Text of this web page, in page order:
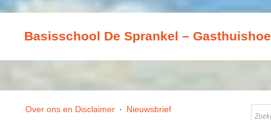
Basisschool De Sprankel –
Over ons en Disclaimer · Nieuwsbrief